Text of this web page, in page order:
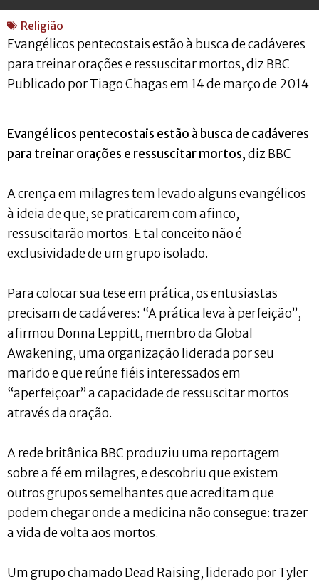
Religião
Evangélicos pentecostais estão à busca de cadáveres
para treinar orações e ressuscitar mortos, diz BBC
Publicado por Tiago Chagas em 14 de março de 2014
Evangélicos pentecostais estão à busca de cadáveres
para treinar orações e ressuscitar mortos,diz BBC
A crença em milagres tem levado alguns evangélicos
à ideia de que, se praticarem com afinco,
ressuscitarão mortos. E tal conceito não é
exclusividade de um grupo isolado.
Para colocar sua tese em prática, os entusiastas
precisam de cadáveres: “A prática leva à perfeição”,
afirmou Donna Leppitt, membro da Global
Awakening, uma organização liderada por seu
marido e que reúne fiéis interessados em
“aperfeiçoar” a capacidade de ressuscitar mortos
através da oração.
A rede britânica BBC produziu uma reportagem
sobre a fé em milagres, e descobriu que existem
outros grupos semelhantes que acreditam que
podem chegar onde a medicina não consegue: trazer
a vida de volta aos mortos.
Um grupo chamado Dead Raising, liderado por Tyler